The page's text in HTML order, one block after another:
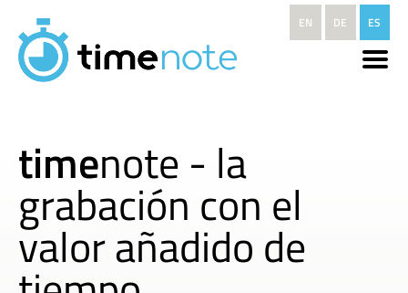
EN DE ES
timenote - la
grabación con el
valor añadido de